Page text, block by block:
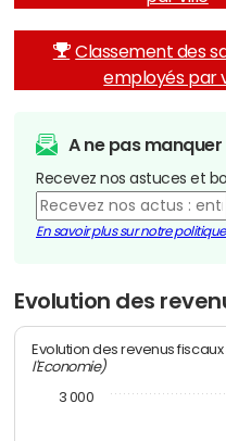
Classement des
employés par
A ne pas manquer
Recevez nos astuces et
En savoir plus sur notre
Evolution des
Evolution des revenus
l'Economie)
3 000